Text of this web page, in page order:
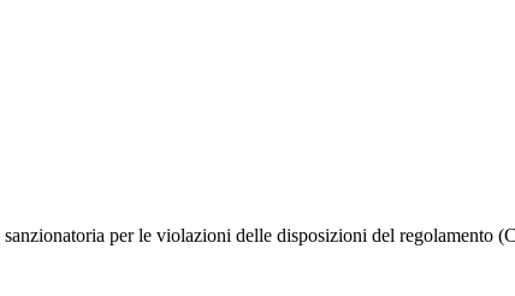
per le violazioni delle disposizioni del regolamento